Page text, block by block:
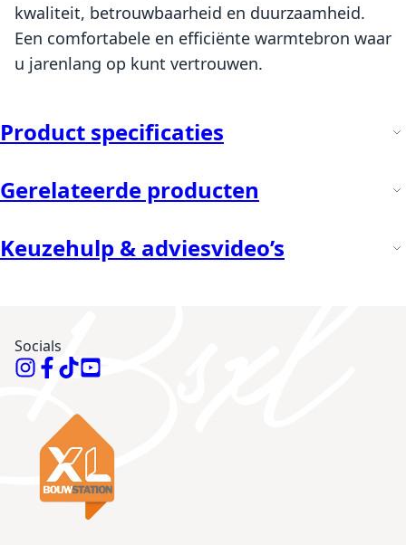
kwaliteit, betrouwbaarheid en duurzaamheid.
Een comfortabele en efficiënte warmtebron waar
u jarenlang op kunt vertrouwen.
Product specificaties
Gerelateerde producten
Keuzehulp & adviesvideo’s
Socials